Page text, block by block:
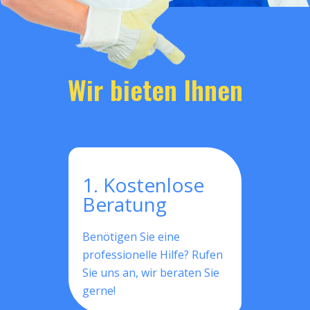
Wir bieten Ihnen
1. Kostenlose
Beratung
Benötigen Sie eine
professionelle Hilfe? Rufen
Sie uns an, wir beraten Sie
gerne!